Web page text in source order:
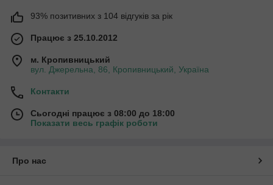
93% позитивних з 104 відгуків за рік
Працює з 25.10.2012
м. Кропивницький
вул. Джерельна, 86, Кропивницький, Україна
Контакти
Сьогодні працює з 08:00 до 18:00
Показати весь графік роботи
Про нас